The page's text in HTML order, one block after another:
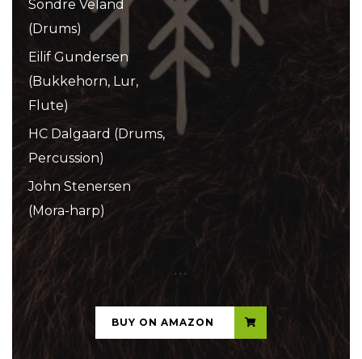
Sondre Veland
(Drums)
Eilif Gundersen
(Bukkehorn, Lur,
Flute)
HC Dalgaard (Drums,
Percussion)
John Stenersen
(Mora-harp)
...
BUY ON AMAZON